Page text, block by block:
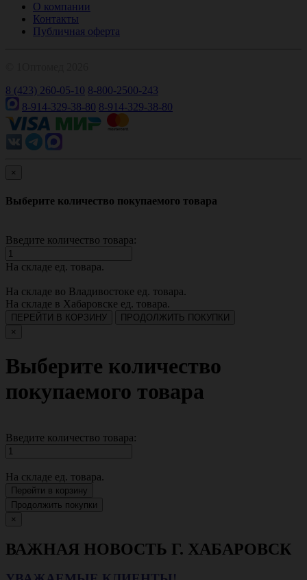
О компании
Контакты
Публичная оферта
8 (423) 260-05-10 8-800-2500-243
8-914-329-38-80 8-914-329-38-80
×
Выберите количество покупаемого товара
Введите количество товара:
На складе ед. товара.
На складе во Владивостоке ед. товара.
На складе в Хабаровске ед. товара.
ПЕРЕЙТИ В КОРЗИНУ
ПРОДОЛЖИТЬ ПОКУПКИ
×
Выберите количество
покупаемого товара
Введите количество товара:
На складе ед. товара.
Перейти в корзину
Продолжить покупки
×
ВАЖНАЯ НОВОСТЬ Г. ХАБАРОВСК